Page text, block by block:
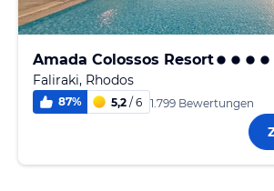
Amada Colossos Resort
Faliraki, Rhodos
87% 5,2 / 6 1.799 Bewertungen